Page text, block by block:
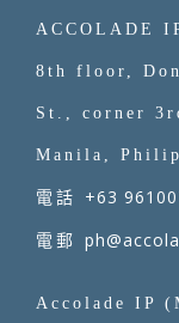
ACCOLADE
8th floor,
St., corner
Manila,
電話 +63
電郵
Accolade IP